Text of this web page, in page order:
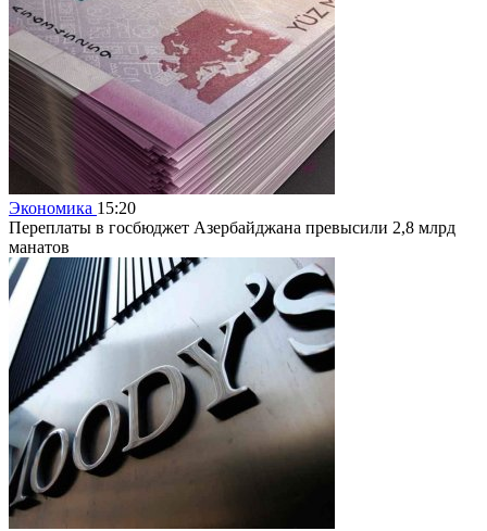
Экономика 15:20
Переплаты в госбюджет Азербайджана превысили 2,8 млрд
манатов